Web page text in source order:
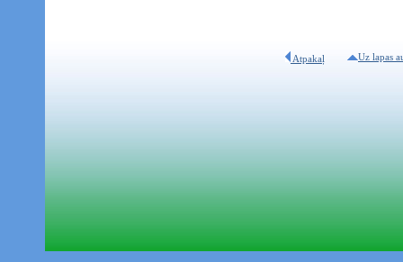
Atpakaļ Uz lapas